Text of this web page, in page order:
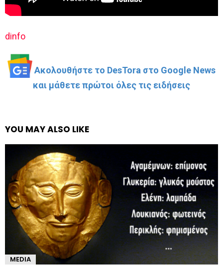
dinfo
Ακολουθήστε το DesTora στο Google News
και μάθετε πρώτοι όλες τις ειδήσεις
YOU MAY ALSO LIKE
MEDIA